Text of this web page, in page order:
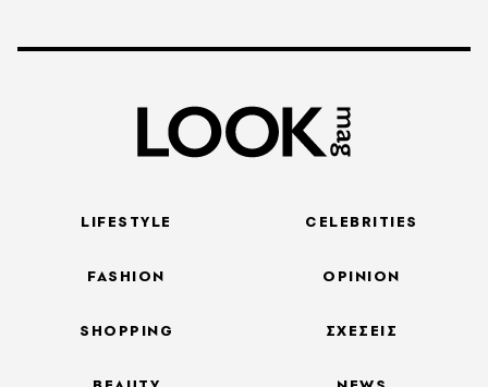
LIFESTYLE
FASHION
SHOPPING
CELEBRITIES
OPINION
ΣΧΕΣΕΙΣ